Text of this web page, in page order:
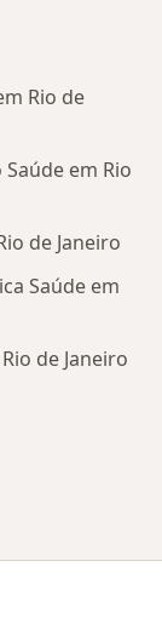
Rio de
em Rio
de Janeiro
Saúde em
de Janeiro